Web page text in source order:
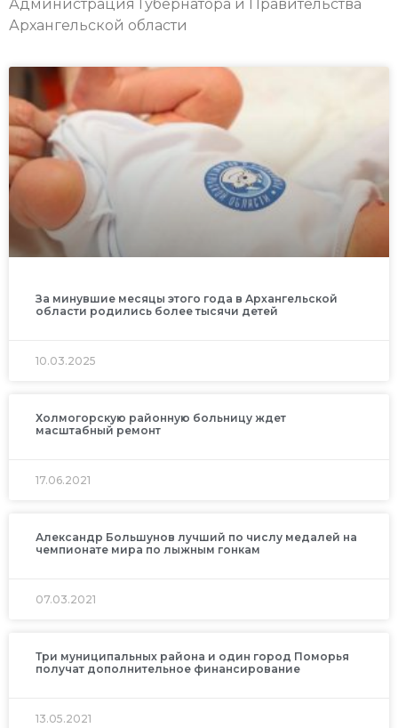
Администрация Губернатора и Правительства
Архангельской области
За минувшие месяцы этого года в Архангельской
области родились более тысячи детей
10.03.2025
Холмогорскую районную больницу ждет
масштабный ремонт
17.06.2021
Александр Большунов лучший по числу медалей на
чемпионате мира по лыжным гонкам
07.03.2021
Три муниципальных района и один город Поморья
получат дополнительное финансирование
13.05.2021